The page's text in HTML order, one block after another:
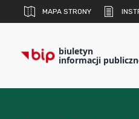
MAPA STRONY
biuletyn
informacji